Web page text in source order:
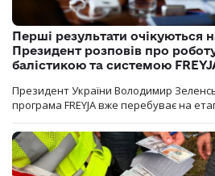
Перші результати очікуються
Президент розповів про
балістикою та системою
Президент України Володимир
програма FREYJA вже перебуває на